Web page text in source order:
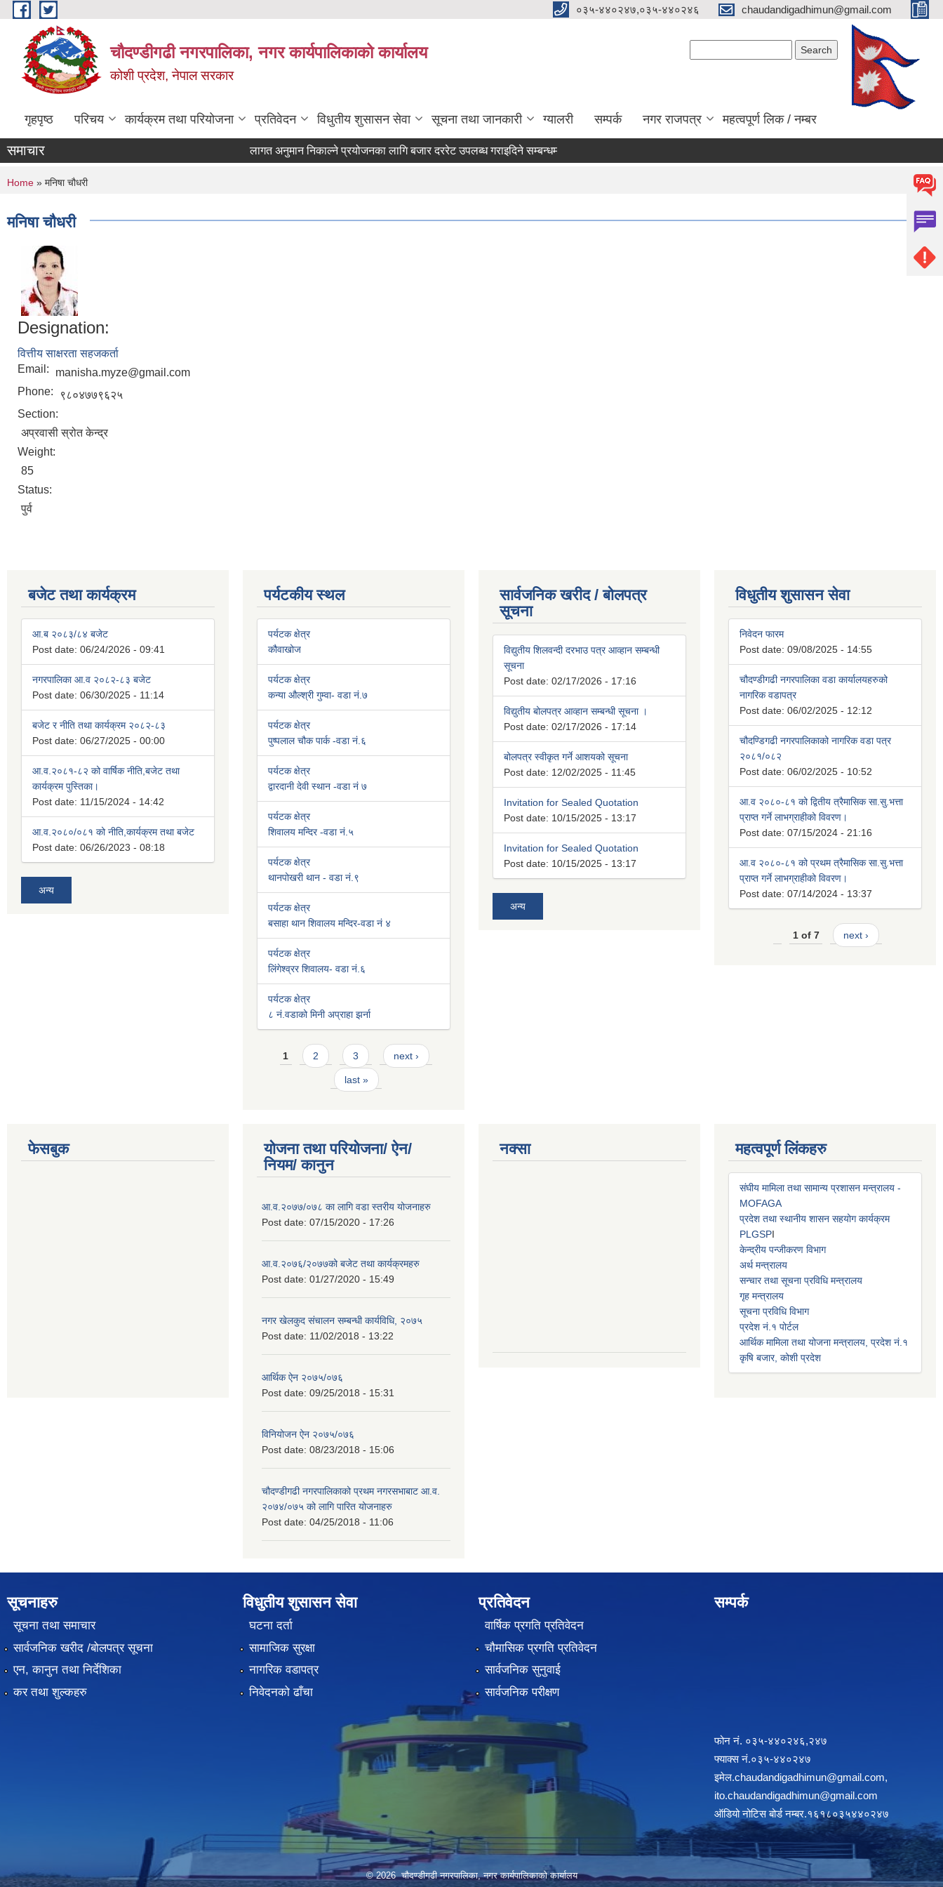
Skip to main content ०३५-४४०२४७,०३५-४४०२४६ chaudandigadhimun@gmail.com
चौदण्डीगढी नगरपालिका, नगर कार्यपालिकाको कार्यालय
कोशी प्रदेश, नेपाल सरकार
गृहपृष्ठ परिचय कार्यक्रम तथा परियोजना प्रतिवेदन विधुतीय शुसासन सेवा सूचना तथा जानकारी ग्यालरी सम्पर्क नगर राजपत्र महत्वपूर्ण लिक / नम्बर
समाचार लागत अनुमान निकाल्ने प्रयोजनका लागि बजार दररेट उपलब्ध गराइदिने सम्बन्धमा ।
खोपकर्ता (भ्याक्सिनेटर) आवश्यकता सम्वन्धी सूचना।
You are here
Home » मनिषा चौधरी
मनिषा चौधरी
Designation:
वित्तीय साक्षरता सहजकर्ता
Email:
manisha.myze@gmail.com
Phone:
९८०४७७९६२५
Section:
अप्रवासी स्रोत केन्द्र
Weight:
85
Status:
पुर्व
बजेट तथा कार्यक्रम
आ.ब २०८३/८४ बजेट
Post date: 06/24/2026 - 09:41
नगरपालिका आ.व २०८२-८३ बजेट
Post date: 06/30/2025 - 11:14
बजेट र नीति तथा कार्यक्रम २०८२-८३
Post date: 06/27/2025 - 00:00
आ.व.२०८१-८२ को वार्षिक नीति,बजेट तथा
कार्यक्रम पुस्तिका।
Post date: 11/15/2024 - 14:42
आ.व.२०८०/०८१ को नीति,कार्यक्रम तथा बजेट
Post date: 06/26/2023 - 08:18
अन्य
पर्यटकीय स्थल
पर्यटक क्षेत्र
कौवाखोज
पर्यटक क्षेत्र
कन्या औल्श्री गुम्वा- वडा नं.७
पर्यटक क्षेत्र
पुष्पलाल चौक पार्क -वडा नं.६
पर्यटक क्षेत्र
द्वारदानी देवी स्थान -वडा नं ७
पर्यटक क्षेत्र
शिवालय मन्दिर -वडा नं.५
पर्यटक क्षेत्र
थानपोखरी थान - वडा नं.९
पर्यटक क्षेत्र
बसाहा थान शिवालय मन्दिर-वडा नं ४
पर्यटक क्षेत्र
लिंगेश्व्रर शिवालय- वडा नं.६
पर्यटक क्षेत्र
८ नं.वडाको मिनी अप्राहा झर्ना
Pages
1 2 3 next ›
last »
सार्वजनिक खरीद / बोलपत्र
सूचना
विद्युतीय शिलवन्दी दरभाउ पत्र आव्हान सम्बन्धी
सूचना
Post date: 02/17/2026 - 17:16
विद्युतीय बोलपत्र आव्हान सम्बन्धी सूचना ।
Post date: 02/17/2026 - 17:14
बोलपत्र स्वीकृत गर्ने आशयको सूचना
Post date: 12/02/2025 - 11:45
Invitation for Sealed Quotation
Post date: 10/15/2025 - 13:17
Invitation for Sealed Quotation
Post date: 10/15/2025 - 13:17
अन्य
विधुतीय शुसासन सेवा
निवेदन फारम
Post date: 09/08/2025 - 14:55
चौदण्डीगढी नगरपालिका वडा कार्यालयहरुको
नागरिक वडापत्र
Post date: 06/02/2025 - 12:12
चौदण्डिगढी नगरपालिकाको नागरिक वडा पत्र
२०८१/०८२
Post date: 06/02/2025 - 10:52
आ.व २०८०-८१ को द्वितीय त्रैमासिक सा.सु.भत्ता
प्राप्त गर्ने लाभग्राहीको विवरण।
Post date: 07/15/2024 - 21:16
आ.व २०८०-८१ को प्रथम त्रैमासिक सा.सु.भत्ता
प्राप्त गर्ने लाभग्राहीको विवरण।
Post date: 07/14/2024 - 13:37
1 of 7 next ›
फेसबुक
योजना तथा परियोजना/ ऐन/
नियम/ कानुन
आ.व.२०७७/०७८ का लागि वडा स्तरीय योजनाहरु
Post date: 07/15/2020 - 17:26
आ.व.२०७६/२०७७को बजेट तथा कार्यक्रमहरु
Post date: 01/27/2020 - 15:49
नगर खेलकुद संचालन सम्बन्धी कार्यविधि, २०७५
Post date: 11/02/2018 - 13:22
आर्थिक ऐन २०७५/०७६
Post date: 09/25/2018 - 15:31
विनियोजन ऐन २०७५/०७६
Post date: 08/23/2018 - 15:06
चौदण्डीगढी नगरपालिकाको प्रथम नगरसभाबाट आ.व.
२०७४/०७५ को लागि पारित योजनाहरु
Post date: 04/25/2018 - 11:06
नक्सा महत्वपूर्ण लिंकहरु
संघीय मामिला तथा सामान्य प्रशासन मन्त्रालय -
MOFAGA
प्रदेश तथा स्थानीय शासन सहयोग कार्यक्रम
PLGSPI
केन्द्रीय पन्जीकरण विभाग
अर्थ मन्त्रालय
सन्चार तथा सूचना प्रविधि मन्त्रालय
गृह मन्त्रालय
सूचना प्रविधि विभाग
प्रदेश नं.१ पोर्टल
आर्थिक मामिला तथा योजना मन्त्रालय, प्रदेश नं.१
कृषि बजार, कोशी प्रदेश
सूचनाहरु
सूचना तथा समाचार
सार्वजनिक खरीद /बोलपत्र सूचना
एन, कानुन तथा निर्देशिका
कर तथा शुल्कहरु
विधुतीय शुसासन सेवा
घटना दर्ता
सामाजिक सुरक्षा
नागरिक वडापत्र
निवेदनको ढाँचा
प्रतिवेदन
वार्षिक प्रगति प्रतिवेदन
चौमासिक प्रगति प्रतिवेदन
सार्वजनिक सुनुवाई
सार्वजनिक परीक्षण
सम्पर्क
फोन नं. ०३५-४४०२४६,२४७
फ्याक्स नं.०३५-४४०२४७
इमेल.chaudandigadhimun@gmail.com,
ito.chaudandigadhimun@gmail.com
ऑडियो नोटिस बोर्ड नम्बर.१६१८०३५४४०२४७
© 2026 चौदण्डीगढी नगरपालिका, नगर कार्यपालिकाको कार्यालय